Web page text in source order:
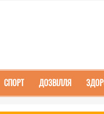
СПОРТ ДОЗВІЛЛЯ